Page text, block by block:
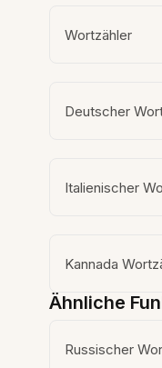
Wortzähler
Deutscher
Italienischer
Kannada
Ähnliche
Russischer